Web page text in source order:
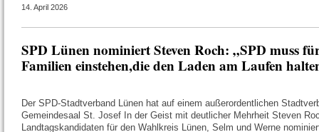
14. April 2026
SPD Lünen nominiert Steven Roch: „SPD muss
Familien einstehen,die den Laden am Laufen
Der SPD-Stadtverband Lünen hat auf einem außerordentlichen
Gemeindesaal St. Josef In der Geist mit deutlicher Mehrheit Steven
Landtagskandidaten für den Wahlkreis Lünen, Selm und Werne